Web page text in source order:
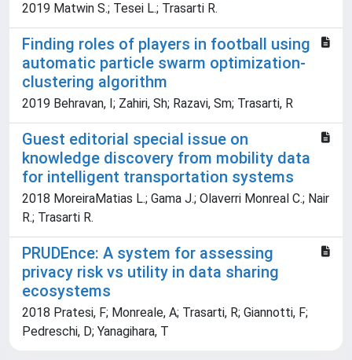
2019 Matwin S.; Tesei L.; Trasarti R.
Finding roles of players in football using
automatic particle swarm optimization-
clustering algorithm
2019 Behravan, I; Zahiri, Sh; Razavi, Sm; Trasarti, R
Guest editorial special issue on
knowledge discovery from mobility data
for intelligent transportation systems
2018 MoreiraMatias L.; Gama J.; Olaverri Monreal C.; Nair
R.; Trasarti R.
PRUDEnce: A system for assessing
privacy risk vs utility in data sharing
ecosystems
2018 Pratesi, F; Monreale, A; Trasarti, R; Giannotti, F;
Pedreschi, D; Yanagihara, T